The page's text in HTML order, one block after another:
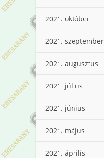
2021. október
2021. szeptember
2021. augusztus
2021. július
2021. június
2021. május
2021. április